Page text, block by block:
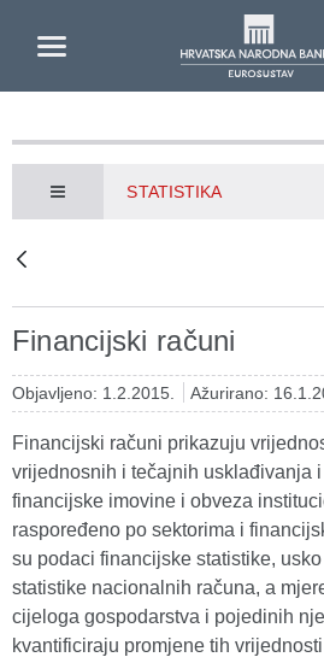
STATISTIKA
Financijski računi
Objavljeno: 1.2.2015. Ažurirano:
Financijski računi prikazuju
vrijednosnih i tečajnih usklađivanja
financijske imovine i obveza
raspoređeno po sektorima i
su podaci financijske statistike,
statistike nacionalnih računa, a
cijeloga gospodarstva i pojedinih
kvantificiraju promjene tih